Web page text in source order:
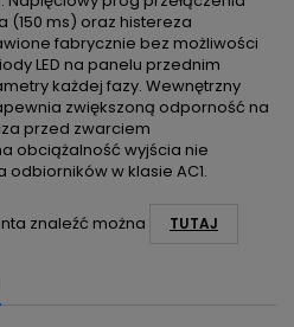
(150 ms) oraz histereza
fabrycznie bez możliwości
LED na panelu przednim
każdej fazy. Wewnętrzny
zwiększoną odporność na
przed zwarciem
obciążalność wyjścia nie
w klasie AC1.
znaleźć można TUTAJ